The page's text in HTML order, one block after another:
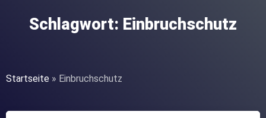
Schlagwort: Einbruchschutz
Startseite » Einbruchschutz